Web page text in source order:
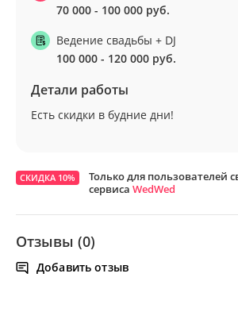
70 000 - 100 000 руб.
Ведение свадьбы + DJ
100 000 - 120 000 руб.
Детали работы
Есть скидки в будние дни!
СКИДКА 10%
Только для пользователей
сервиса WedWed
Отзывы (0)
Добавить отзыв